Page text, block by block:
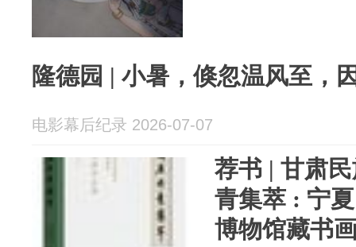
隆德园 | 小暑，倏忽温风至，
电影幕后纪录 2026-07-07
荐书 | 甘肃
青集萃 : 宁
博物馆藏书